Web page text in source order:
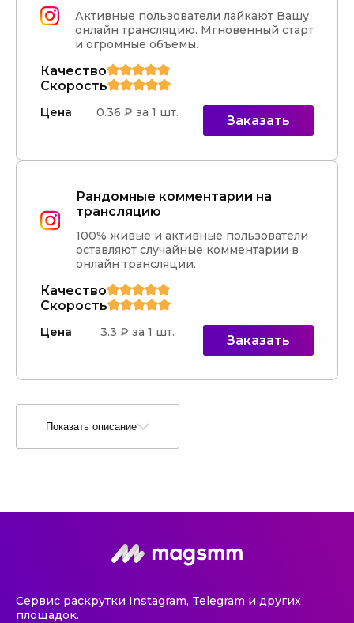
Активные пользователи лайкают Вашу
онлайн трансляцию. Мгновенный старт
и огромные объемы.
Качество
Скорость
Цена 0.36 ₽ за 1 шт.
Заказать
Рандомные комментарии на
трансляцию
100% живые и активные пользователи
оставляют случайные комментарии в
онлайн трансляции.
Качество
Скорость
Цена 3.3 ₽ за 1 шт.
Заказать
Показать описание
Сервис раскрутки Instagram, Telegram и других
площадок.